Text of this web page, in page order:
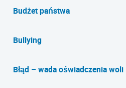
Budżet państwa
Bullying
Błąd – wada oświadczenia woli